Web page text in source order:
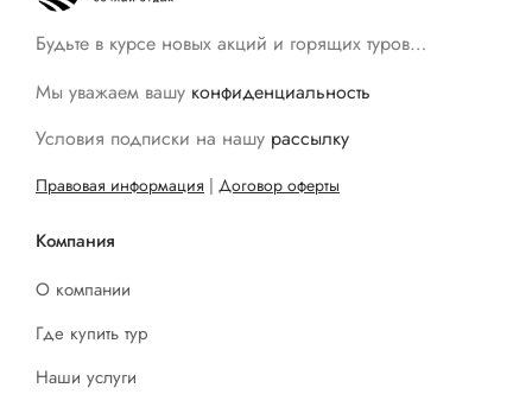
Будьте в курсе новых акций и горящих туров…
Мы уважаем вашу конфиденциальность
Условия подписки на нашу рассылку
Правовая информация | Договор оферты
Компания
О компании
Где купить тур
Наши услуги